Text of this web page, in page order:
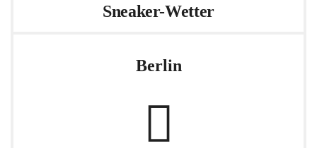
Sneaker-Wetter
Berlin